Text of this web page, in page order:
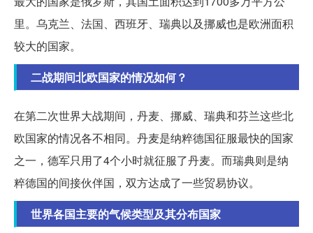
里。乌克兰、法国、西班牙、瑞典以及挪威也是欧洲面积
较大的国家。
二战期间北欧国家的情况如何？
在第二次世界大战期间，丹麦、挪威、瑞典和芬兰这些北
欧国家的情况各不相同。丹麦是纳粹德国征服最快的国家
之一，德军只用了4个小时就征服了丹麦。而瑞典则是纳
粹德国的间接伙伴国，双方达成了一些贸易协议。
世界各国主要的气候类型及其分布国家